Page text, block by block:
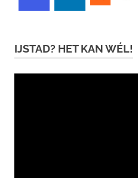
IJSTAD? HET KAN WÉL!